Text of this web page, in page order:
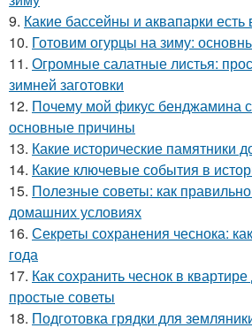
9. Какие бассейны и аквапарки есть
10. Готовим огурцы на зиму:
11. Огромные салатные листья:
зимней заготовки
12. Почему мой фикус бенджамина
основные причины
13. Какие исторические памятники
14. Какие ключевые события в
15. Полезные советы: как
домашних условиях
16. Секреты сохранения чеснока:
года
17. Как сохранить чеснок в
простые советы
18. Подготовка грядки для